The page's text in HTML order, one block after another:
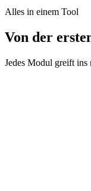
Alles in einem Tool
Von der
Jedes Modul greift ins